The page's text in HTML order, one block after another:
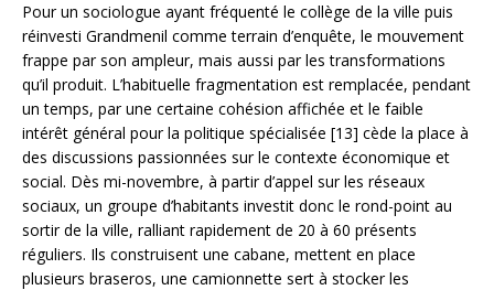
Pour un sociologue ayant fréquenté le collège de la ville puis
réinvesti Grandmenil comme terrain d’enquête, le mouvement
frappe par son ampleur, mais aussi par les transformations
qu’il produit. L’habituelle fragmentation est remplacée, pendant
un temps, par une certaine cohésion affichée et le faible
intérêt général pour la politique spécialisée [13] cède la place à
des discussions passionnées sur le contexte économique et
social. Dès mi-novembre, à partir d’appel sur les réseaux
sociaux, un groupe d’habitants investit donc le rond-point au
sortir de la ville, ralliant rapidement de 20 à 60 présents
réguliers. Ils construisent une cabane, mettent en place
plusieurs braseros, une camionnette sert à stocker les